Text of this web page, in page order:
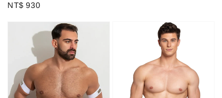
Regular
NT$ 930